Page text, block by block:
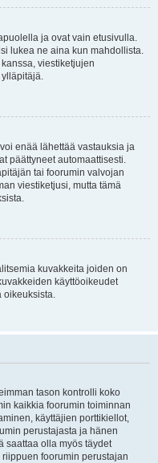
ja ovat vain etusivulla.
lukea ne aina kun mahdollista.
viestiketjujen
enää lähettää vastauksia ja
päättyneet automaattisesti.
tai foorumin valvojan
viestiketjusi, mutta tämä
kuvakkeita joiden on
käyttöoikeudet
oikeuksista.
tason kontrolli koko
kaikkia foorumin toiminnan
käyttäjien porttikiellot,
perustajasta ja hänen
saattaa olla myös täydet
foorumin perustajan